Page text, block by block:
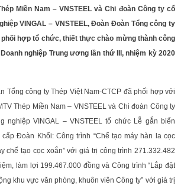
Miền Nam – VNSTEEL và Chi đoàn Công ty cổ
VINGAL – VNSTEEL, Đoàn Đoàn Tổng công ty
phối hợp tổ chức, thiết thực chào mừng thành công
nghiệp Trung ương lần thứ III, nhiệm kỳ 2020
Tổng công ty Thép Việt Nam-CTCP đã phối hợp với
Thép Miền Nam – VNSTEEL và Chi đoàn Công ty
nghiệp VINGAL – VNSTEEL tổ chức Lễ gắn biển
Đoàn Khối: Công trình “Chế tạo máy hàn la cọc
chế tạo cọc xoắn” với giá trị công trình 271.332.482
làm lợi 199.467.000 đồng và Công trình “Lắp đặt
khu vực văn phòng, khuôn viên Công ty” với giá trị